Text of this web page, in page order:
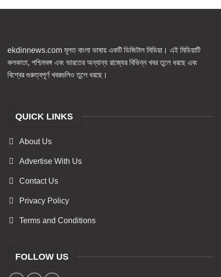
ekdinnews.com মূলত বাংলা ভাষায় একটি ডিজিটাল মিডিয়া। এই মিডিয়াটি
কলকাতা, পশ্চিমবঙ্গ এবং ভারতের অন্যান্য রাজ্যের বিভিন্ন খবর তুলে ধরছে এবং
বিশ্বের গুরুত্বপূর্ণ খবরগুলিও তুলে ধরছে।
QUICK LINKS
About Us
Advertise With Us
Contact Us
Privacy Policy
Terms and Conditions
FOLLOW US